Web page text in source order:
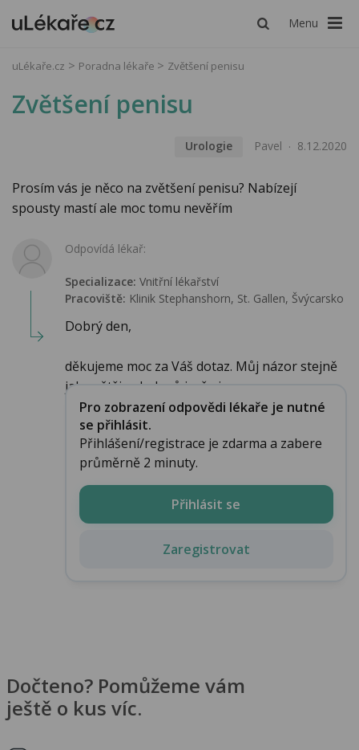
Menu
uLékaře.cz Poradna lékaře Zvětšení penisu
Zvětšení penisu
Urologie Pavel 8.12.2020
Prosím vás je něco na zvětšení penisu? Nabízejí
spousty mastí ale moc tomu nevěřím
Odpovídá lékař:
Specializace: Vnitřní lékařství
Pracoviště: Klinik Stephanshorn, St. Gallen, Švýcarsko
Dobrý den,
děkujeme moc za Váš dotaz. Můj názor stejně
jako většiny kolegů je, že jsem...
Pro zobrazení odpovědi lékaře je nutné
se přihlásit.
Přihlášení/registrace je zdarma a zabere
průměrně 2 minuty.
Přihlásit se
Zaregistrovat
Dočteno? Pomůžeme vám
ještě o kus víc.